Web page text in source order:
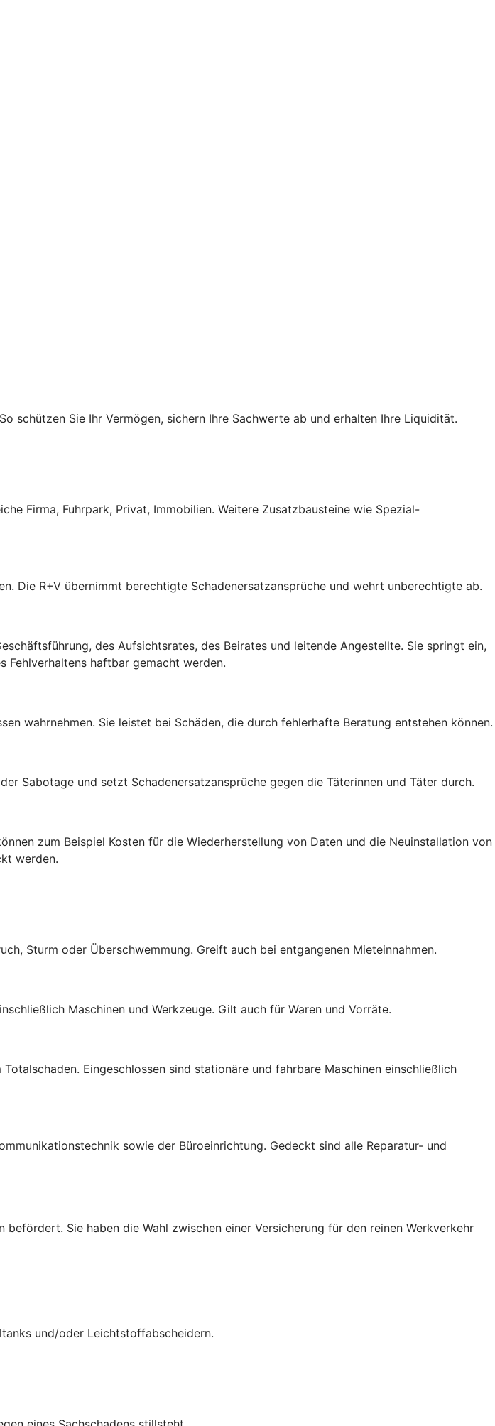
schützen Sie Ihr Vermögen, sichern Ihre Sachwerte ab und erhalten Ihre Liquidität.
Firma, Fuhrpark, Privat, Immobilien. Weitere Zusatzbausteine wie Spezial-
Die R+V übernimmt berechtigte Schadenersatzansprüche und wehrt unberechtigte ab.
des Aufsichtsrates, des Beirates und leitende Angestellte. Sie springt ein,
Fehlverhaltens haftbar gemacht werden.
wahrnehmen. Sie leistet bei Schäden, die durch fehlerhafte Beratung entstehen können.
Sabotage und setzt Schadenersatzansprüche gegen die Täterinnen und Täter durch.
zum Beispiel Kosten für die Wiederherstellung von Daten und die Neuinstallation von
werden.
Sturm oder Überschwemmung. Greift auch bei entgangenen Mieteinnahmen.
Maschinen und Werkzeuge. Gilt auch für Waren und Vorräte.
Eingeschlossen sind stationäre und fahrbare Maschinen einschließlich
sowie der Büroeinrichtung. Gedeckt sind alle Reparatur- und
Sie haben die Wahl zwischen einer Versicherung für den reinen Werkverkehr
und/oder Leichtstoffabscheidern.